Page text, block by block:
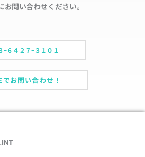
お問い合わせください。
ｰ６４２７ｰ３１０１
お問い合わせ！